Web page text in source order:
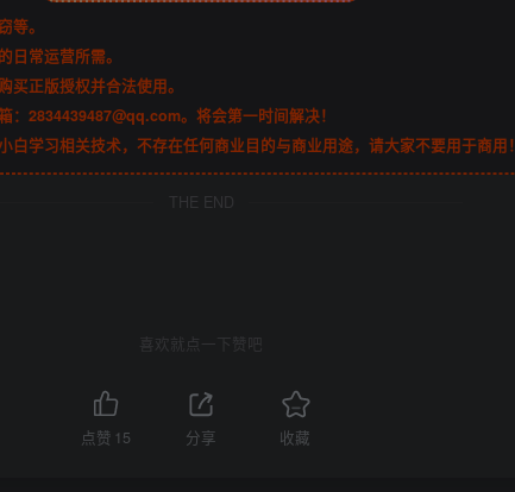
等。
日常运营所需。
正版授权并合法使用。
2834439487@qq.com。将会第一时间解决！
学习相关技术，不存在任何商业目的与商业用途，请大家不要用于商用！
THE END
喜欢就点一下赞吧
点赞 15 分享 收藏